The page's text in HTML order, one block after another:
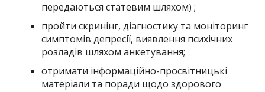
передаються статевим шляхом) ;
пройти скринінг, діагностику та моніторинг
симптомів депресії, виявлення психічних
розладів шляхом анкетування;
отримати інформаційно-просвітницькі
матеріали та поради щодо здорового